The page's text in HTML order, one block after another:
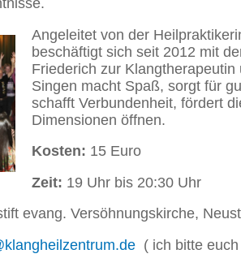
Angeleitet von der
beschäftigt sich seit 2012 mit
Friederich zur
Singen macht Spaß, sorgt für
schafft Verbundenheit, fördert
Dimensionen öffnen.
Kosten: 15 Euro
Zeit: 19 Uhr bis 20:30 Uhr
evang. Versöhnungskirche,
( ich bitte